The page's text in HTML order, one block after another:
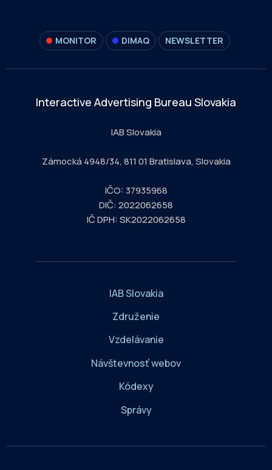
MONITOR DIMAQ NEWSLETTER
Interactive Advertising Bureau Slovakia
IAB Slovakia
Zámocká 4948/34, 811 01 Bratislava, Slovakia
IČO: 37935968
DIČ: 2022062658
IČ DPH: SK2022062658
IAB Slovakia
Združenie
Vzdelávanie
Návštevnosť webov
Kódexy
Správy